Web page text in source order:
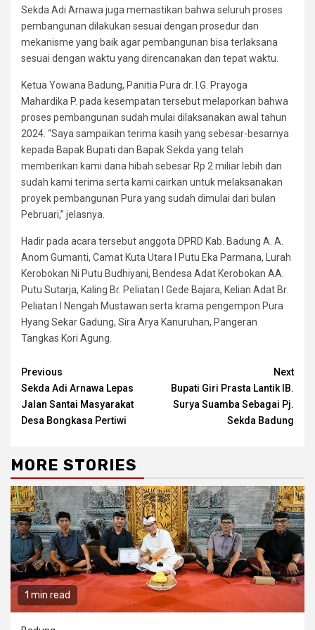
Sekda Adi Arnawa juga memastikan bahwa seluruh proses
pembangunan dilakukan sesuai dengan prosedur dan
mekanisme yang baik agar pembangunan bisa terlaksana
sesuai dengan waktu yang direncanakan dan tepat waktu.
Ketua Yowana Badung, Panitia Pura dr. I.G. Prayoga
Mahardika P. pada kesempatan tersebut melaporkan bahwa
proses pembangunan sudah mulai dilaksanakan awal tahun
2024. “Saya sampaikan terima kasih yang sebesar-besarnya
kepada Bapak Bupati dan Bapak Sekda yang telah
memberikan kami dana hibah sebesar Rp 2 miliar lebih dan
sudah kami terima serta kami cairkan untuk melaksanakan
proyek pembangunan Pura yang sudah dimulai dari bulan
Pebruari,” jelasnya.
Hadir pada acara tersebut anggota DPRD Kab. Badung A. A.
Anom Gumanti, Camat Kuta Utara I Putu Eka Parmana, Lurah
Kerobokan Ni Putu Budhiyani, Bendesa Adat Kerobokan AA.
Putu Sutarja, Kaling Br. Peliatan I Gede Bajara, Kelian Adat Br.
Peliatan I Nengah Mustawan serta krama pengempon Pura
Hyang Sekar Gadung, Sira Arya Kanuruhan, Pangeran
Tangkas Kori Agung.
Continue
Reading
Previous
Sekda Adi Arnawa Lepas
Jalan Santai Masyarakat
Desa Bongkasa Pertiwi
Next
Bupati Giri Prasta Lantik IB.
Surya Suamba Sebagai Pj.
Sekda Badung
MORE STORIES
1 min read